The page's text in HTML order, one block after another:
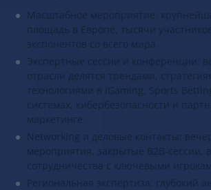
Масштабное мероприятие:
площадь в Европе, тысячи
экспонентов со всего мира.
Экспертные сессии и конференции:
отрасли делятся трендами,
технологиями в iGaming, Sports
системах, кибербезопасности и
маркетинге.
Networking и деловые контакты:
мероприятия, закрытые B2B-сессии,
сотрудничества с ключевыми
Региональная экспертиза: глубокий